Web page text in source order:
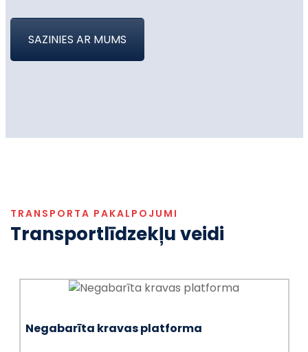
SAZINIES AR MUMS
TRANSPORTA PAKALPOJUMI
Transportlīdzekļu veidi
Negabarīta kravas platforma